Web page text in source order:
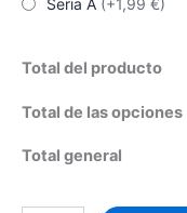
Seria A (+1,99 €)
Total del producto
Total de las opciones
Total general